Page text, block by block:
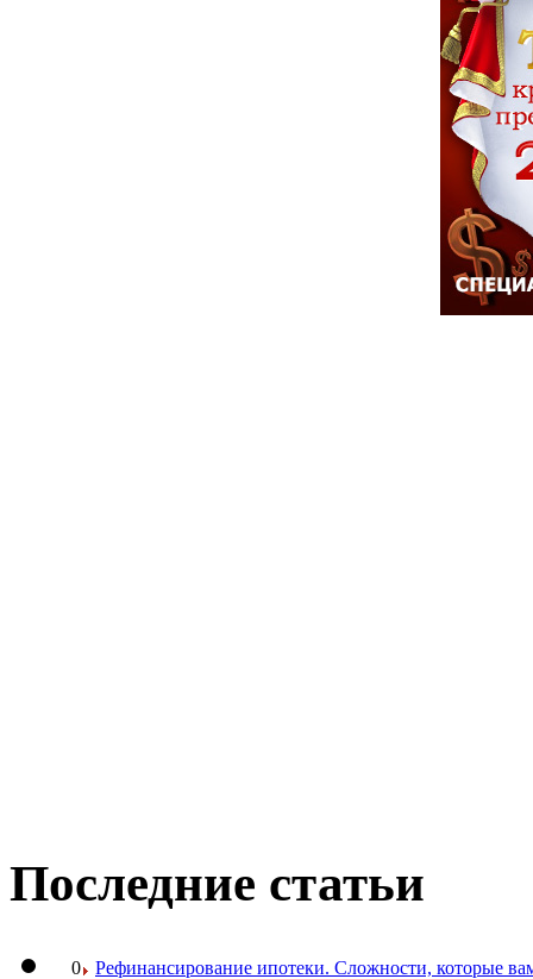
Последние статьи
0 Рефинансирование ипотеки. Сложности, которые